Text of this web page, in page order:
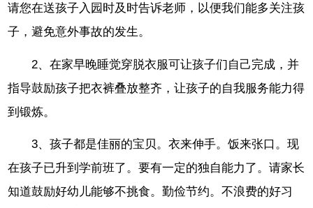
请您在送孩子入园时及时告诉老师，以便我们能多关注孩
子，避免意外事故的发生。
2、在家早晚睡觉穿脱衣服可让孩子们自己完成，并
指导鼓励孩子把衣裤叠放整齐，让孩子的自我服务能力得
到锻炼。
3、孩子都是佳丽的宝贝。衣来伸手。饭来张口。现
在孩子已升到学前班了。要有一定的独自能力了。请家长
知道鼓励好幼儿能够不挑食。勤俭节约。不浪费的好习